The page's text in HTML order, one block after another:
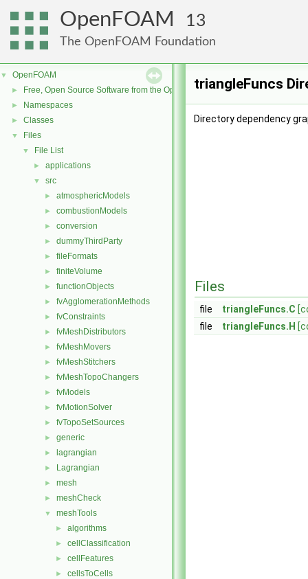
OpenFOAM 13
The OpenFOAM Foundation
▼ OpenFOAM
► Free, Open Source Software from the OpenFOAM Foundation
► Namespaces
► Classes
▼ Files
▼ File List
► applications
▼ src
► atmosphericModels
► combustionModels
► conversion
► dummyThirdParty
► fileFormats
► finiteVolume
► functionObjects
► fvAgglomerationMethods
► fvConstraints
► fvMeshDistributors
► fvMeshMovers
► fvMeshStitchers
► fvMeshTopoChangers
► fvModels
► fvMotionSolver
► fvTopoSetSources
► generic
► lagrangian
► Lagrangian
► mesh
► meshCheck
▼ meshTools
► algorithms
► cellClassification
► cellFeatures
► cellsToCells
triangleFuncs
Directory dependency
Files
file triangleFuncs.C
file
triangleFuncs.H